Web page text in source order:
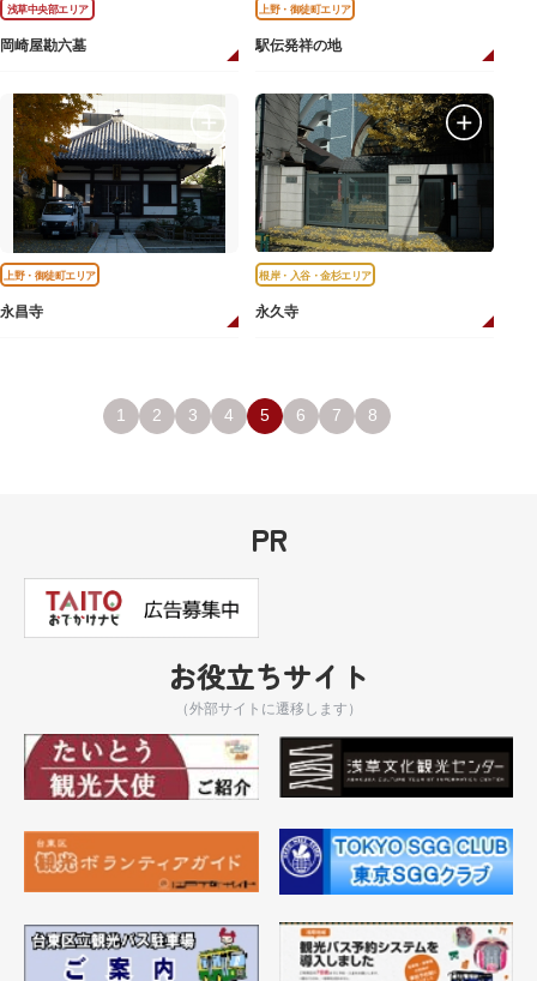
浅草中央部エリア
岡崎屋勘六墓
上野・御徒町エリア
駅伝発祥の地
上野・御徒町エリア
永昌寺
根岸・入谷・金杉エリア
永久寺
1 2 3 4 5 6 7 8
PR
お役立ちサイト
（外部サイトに遷移します）